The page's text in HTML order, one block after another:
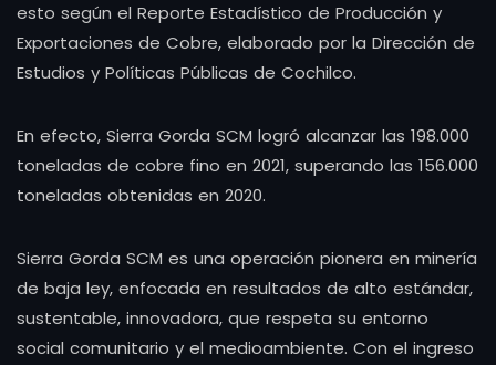
esto según el Reporte Estadístico de Producción y
Exportaciones de Cobre, elaborado por la Dirección de
Estudios y Políticas Públicas de Cochilco.
En efecto, Sierra Gorda SCM logró alcanzar las 198.000
toneladas de cobre fino en 2021, superando las 156.000
toneladas obtenidas en 2020.
Sierra Gorda SCM es una operación pionera en minería
de baja ley, enfocada en resultados de alto estándar,
sustentable, innovadora, que respeta su entorno
social comunitario y el medioambiente. Con el ingreso